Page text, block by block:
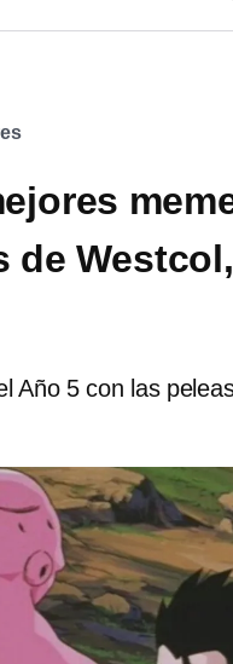
de Westcol,
Año 5 con las